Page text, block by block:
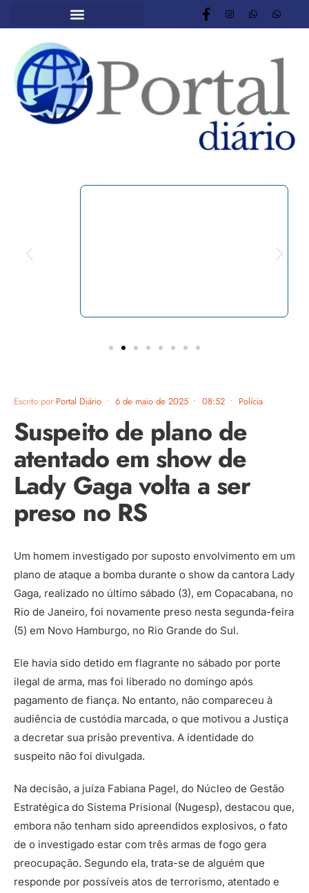
Escrito por Portal Diário • 6 de maio de 2025 • 08:52 • Polícia
Suspeito de plano de
atentado em show de
Lady Gaga volta a ser
preso no RS
Um homem investigado por suposto envolvimento em um
plano de ataque a bomba durante o show da cantora Lady
Gaga, realizado no último sábado (3), em Copacabana, no
Rio de Janeiro, foi novamente preso nesta segunda-feira
(5) em Novo Hamburgo, no Rio Grande do Sul.
Ele havia sido detido em flagrante no sábado por porte
ilegal de arma, mas foi liberado no domingo após
pagamento de fiança. No entanto, não compareceu à
audiência de custódia marcada, o que motivou a Justiça
a decretar sua prisão preventiva. A identidade do
suspeito não foi divulgada.
Na decisão, a juíza Fabiana Pagel, do Núcleo de Gestão
Estratégica do Sistema Prisional (Nugesp), destacou que,
embora não tenham sido apreendidos explosivos, o fato
de o investigado estar com três armas de fogo gera
preocupação. Segundo ela, trata-se de alguém que
responde por possíveis atos de terrorismo, atentado e